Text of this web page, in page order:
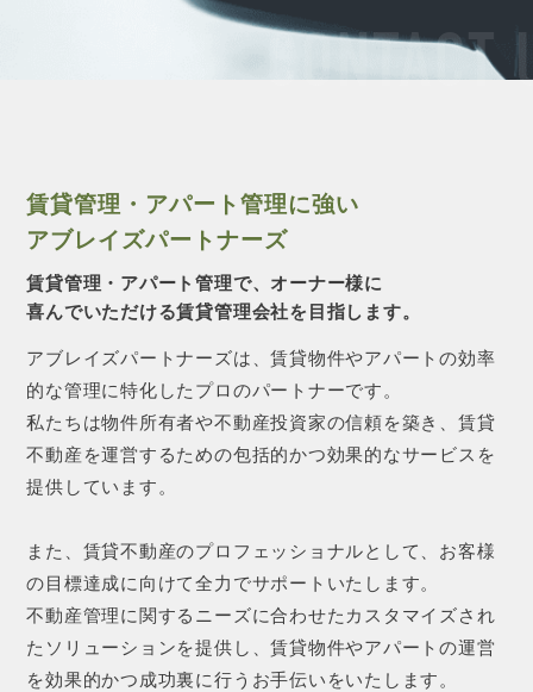
CONTACT
賃貸管理・アパート管理に強い
アブレイズパートナーズ
賃貸管理・アパート管理で、オーナー様に
喜んでいただける賃貸管理会社を目指します。
アブレイズパートナーズは、賃貸物件やアパートの効率
的な管理に特化したプロのパートナーです。
私たちは物件所有者や不動産投資家の信頼を築き、賃貸
不動産を運営するための包括的かつ効果的なサービスを
提供しています。
また、賃貸不動産のプロフェッショナルとして、お客様
の目標達成に向けて全力でサポートいたします。
不動産管理に関するニーズに合わせたカスタマイズされ
たソリューションを提供し、賃貸物件やアパートの運営
を効果的かつ成功裏に行うお手伝いをいたします。